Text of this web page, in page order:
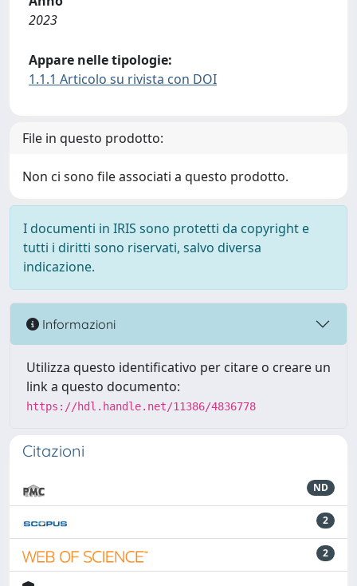
2023
Appare nelle tipologie:
1.1.1 Articolo su rivista con DOI
File in questo prodotto:
Non ci sono file associati a questo prodotto.
I documenti in IRIS sono protetti da copyright e
tutti i diritti sono riservati, salvo diversa
indicazione.
Informazioni
Utilizza questo identificativo per citare o creare un
link a questo documento:
https://hdl.handle.net/11386/4836778
Citazioni
ND
2
2